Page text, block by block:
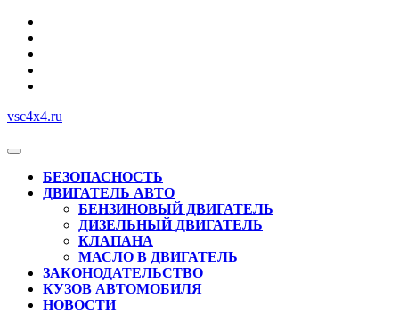
Перейти
содержимому
vsc4x4.ru
Кнопка
ОткрытьБЕЗОПАСНОСТЬ
ДВИГАТЕЛЬ АВТО
БЕНЗИНОВЫЙ ДВИГАТЕЛЬ
ДИЗЕЛЬНЫЙ ДВИГАТЕЛЬ
КЛАПАНА
МАСЛО В ДВИГАТЕЛЬ
ЗАКОНОДАТЕЛЬСТВО
КУЗОВ АВТОМОБИЛЯ
НОВОСТИ